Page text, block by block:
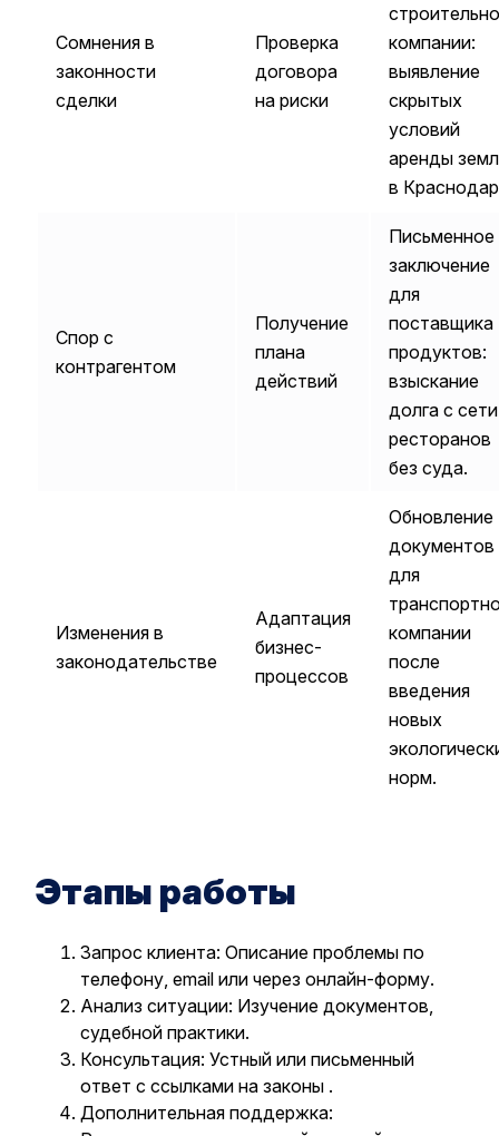
Сомнения в
законности
сделки
Проверка
договора
на риски
компании:
выявление
скрытых
условий
аренды
в
Спор с
контрагентом
Получение
плана
действий
Письменное
заключение
для
поставщика
продуктов:
взыскание
долга с сети
ресторанов
без суда.
Изменения в
законодательстве
Адаптация
бизнес-
процессов
Обновление
документов
для
компании
после
введения
новых
норм.
Этапы работы
Запрос клиента: Описание проблемы по
телефону, email или через онлайн-форму.
Анализ ситуации: Изучение документов,
судебной практики.
Консультация: Устный или письменный
ответ с ссылками на законы .
Дополнительная поддержка: